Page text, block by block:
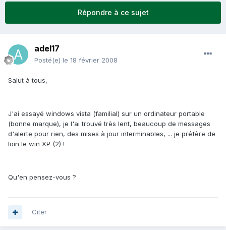
Répondre à ce sujet
adel17
Posté(e) le 18 février 2008
Salut à tous,
J'ai essayé windows vista (familial) sur un ordinateur portable
(bonne marque), je l'ai trouvé très lent, beaucoup de messages
d'alerte pour rien, des mises à jour interminables, ... je préfère de
loin le win XP (2) !
Qu'en pensez-vous ?
Citer